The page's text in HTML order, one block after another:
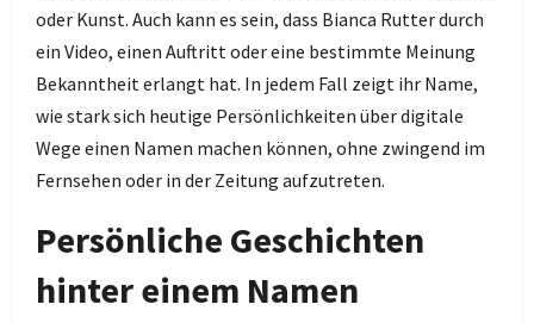
oder Kunst. Auch kann es sein, dass Bianca Rutter durch
ein Video, einen Auftritt oder eine bestimmte Meinung
Bekanntheit erlangt hat. In jedem Fall zeigt ihr Name,
wie stark sich heutige Persönlichkeiten über digitale
Wege einen Namen machen können, ohne zwingend im
Fernsehen oder in der Zeitung aufzutreten.
Persönliche Geschichten
hinter einem Namen